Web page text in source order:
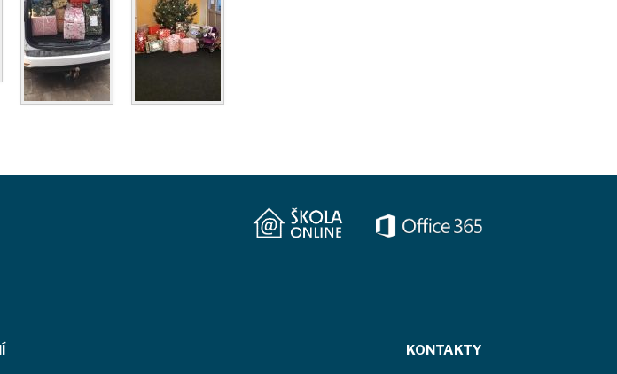
KONTAKTY